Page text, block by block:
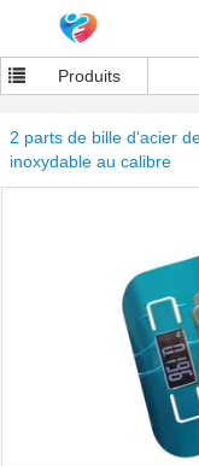
Produits
2 parts de bille d'acier
inoxydable au calibre